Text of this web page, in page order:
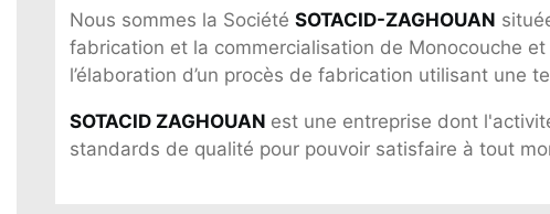
Nous sommes la Société SOTACID-ZAGHOUAN
fabrication et la commercialisation de Monocouche
l’élaboration d’un procès de fabrication utilisant une
SOTACID ZAGHOUAN est une entreprise dont
standards de qualité pour pouvoir satisfaire à tout